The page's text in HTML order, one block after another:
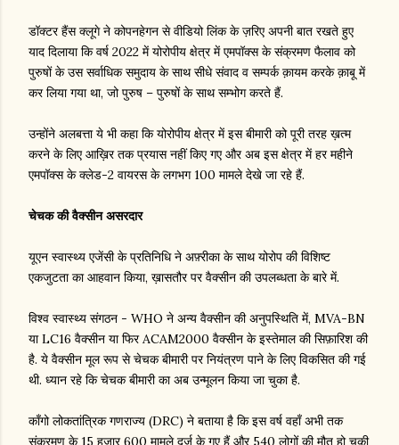
डॉक्टर हैंस क्लूगे ने कोपनहेगन से वीडियो लिंक के ज़रिए अपनी बात रखते हुए
याद दिलाया कि वर्ष 2022 में योरोपीय क्षेत्र में एमपॉक्स के संक्रमण फैलाव को
पुरुषों के उस सर्वाधिक समुदाय के साथ सीधे संवाद व सम्पर्क क़ायम करके क़ाबू में
कर लिया गया था, जो पुरुष – पुरुषों के साथ सम्भोग करते हैं.
उन्होंने अलबत्ता ये भी कहा कि योरोपीय क्षेत्र में इस बीमारी को पूरी तरह ख़त्म
करने के लिए आख़िर तक प्रयास नहीं किए गए और अब इस क्षेत्र में हर महीने
एमपॉक्स के क्लेड-2 वायरस के लगभग 100 मामले देखे जा रहे हैं.
चेचक की वैक्सीन असरदार
यूएन स्वास्थ्य एजेंसी के प्रतिनिधि ने अफ़्रीका के साथ योरोप की विशिष्ट
एकजुटता का आहवान किया, ख़ासतौर पर वैक्सीन की उपलब्धता के बारे में.
विश्व स्वास्थ्य संगठन - WHO ने अन्य वैक्सीन की अनुपस्थिति में, MVA-BN
या LC16 वैक्सीन या फिर ACAM2000 वैक्सीन के इस्तेमाल की सिफ़ारिश की
है. ये वैक्सीन मूल रूप से चेचक बीमारी पर नियंत्रण पाने के लिए विकसित की गई
थी. ध्यान रहे कि चेचक बीमारी का अब उन्मूलन किया जा चुका है.
काँगो लोकतांत्रिक गणराज्य (DRC) ने बताया है कि इस वर्ष वहाँ अभी तक